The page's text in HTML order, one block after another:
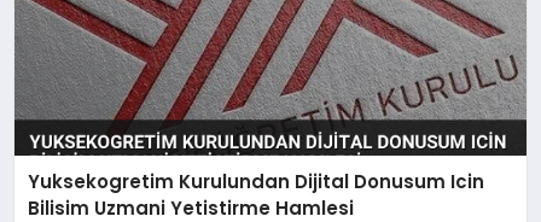
Yuksekogretim Kurulundan Dijital Donusum Icin
Bilisim Uzmani Yetistirme Hamlesi